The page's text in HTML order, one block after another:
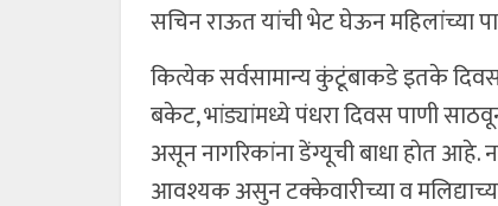
सचिन राऊत यांची भेट घेऊन महिलांच्या
कित्येक सर्वसामान्य कुंटूंबाकडे इतके दिवस
बकेट, भांड्यांमध्ये पंधरा दिवस पाणी
असून नागरिकांना डेंग्यूची बाधा हाेत आहे.
आवश्यक असुन टक्केवारीच्या व